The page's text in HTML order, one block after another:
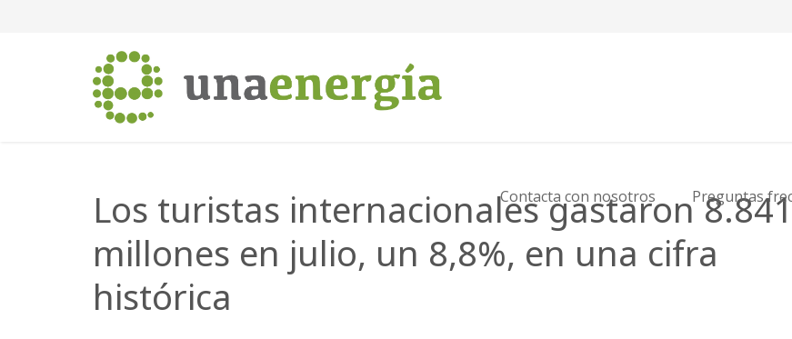
Contacta con nosotros Preguntas
Los turistas internacionales gastaron
millones en julio, un 8,8%, en una cifra
histórica